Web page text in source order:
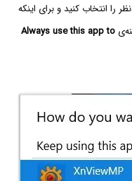
را انتخاب کنید و برای اینکه
Always use this app to